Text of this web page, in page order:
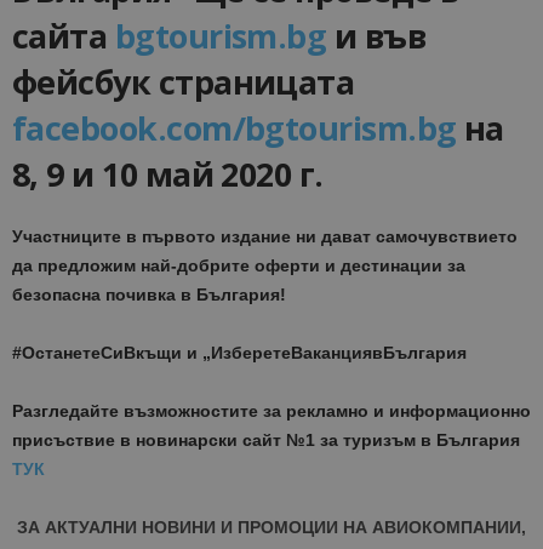
сайта bgtourism.bg и във
фейсбук страницата
facebook.com/bgtourism.bg на
8, 9 и 10 май 2020 г.
Участниците в първото издание ни дават самочувствието
да предложим най-добрите оферти и дестинации за
безопасна почивка в България!
#ОстанетеСиВкъщи и „ИзберетеВаканциявБългария
Разгледайте възможностите за рекламно и информационно
присъствие в новинарски сайт №1 за туризъм в България
ТУК
ЗА АКТУАЛНИ НОВИНИ И ПРОМОЦИИ НА АВИОКОМПАНИИ,